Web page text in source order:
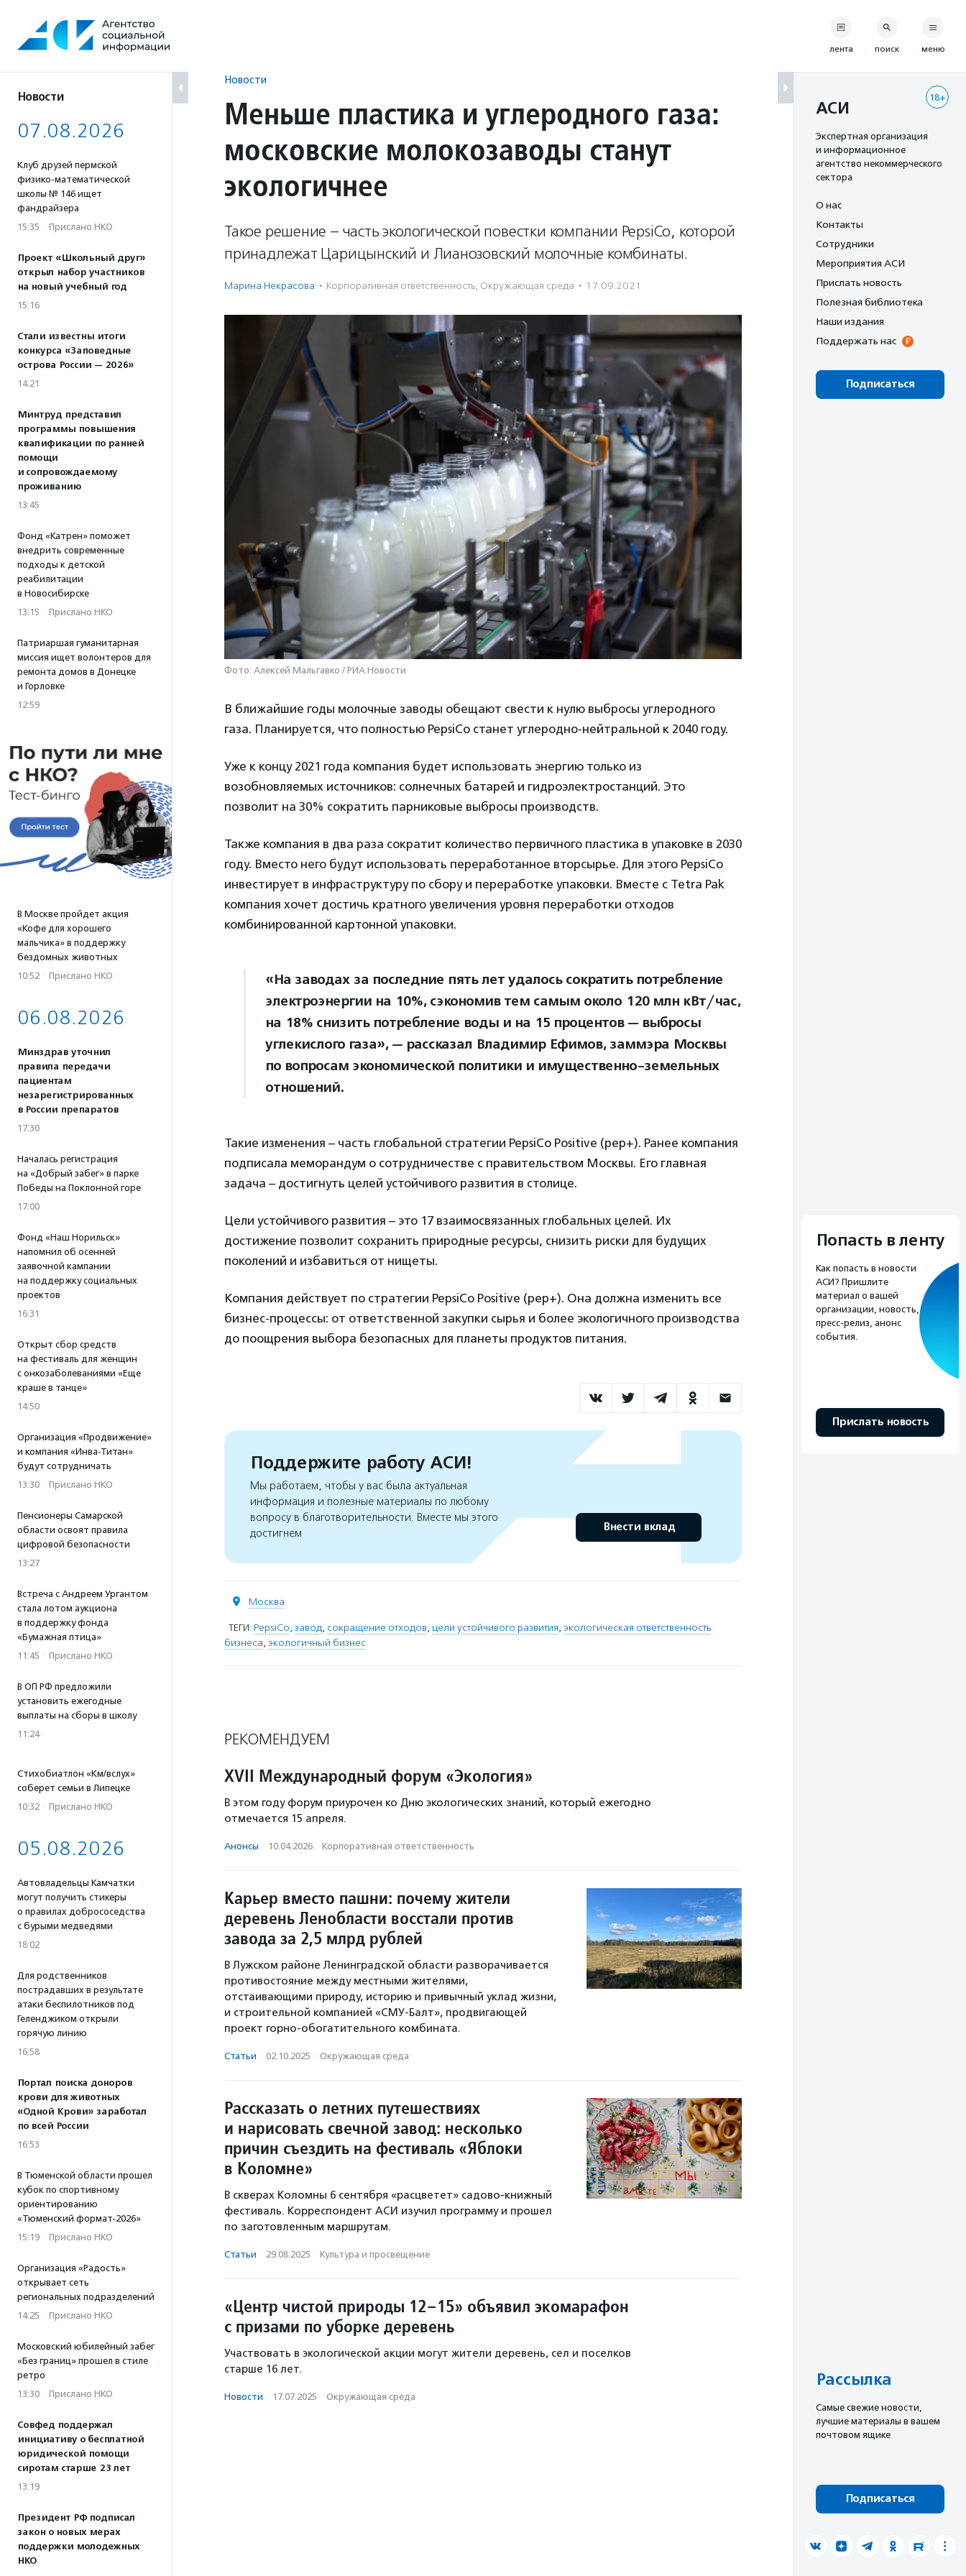
содержанию
Новости
07.08.2026
Клуб друзей пермской
физико-математической
школы № 146 ищет
фандрайзера
15:35 · Прислано НКО
Проект «Школьный друг»
открыл набор участников
на новый учебный год
15:16
Стали известны итоги
конкурса «Заповедные
острова России — 2026»
14:21
Минтруд представил
программы повышения
квалификации по ранней
помощи
и сопровождаемому
проживанию
13:45
Фонд «Катрен» поможет
внедрить современные
подходы к детской
реабилитации
в Новосибирске
13:15 · Прислано НКО
Патриаршая гуманитарная
миссия ищет волонтеров для
ремонта домов в Донецке
и Горловке
12:59
В Москве пройдет акция
«Кофе для хорошего
мальчика» в поддержку
бездомных животных
10:52 · Прислано НКО
06.08.2026
Минздрав уточнил
правила передачи
пациентам
незарегистрированных
в России препаратов
17:30
Началась регистрация
на «Добрый забег» в парке
Победы на Поклонной горе
17:00
Фонд «Наш Норильск»
напомнил об осенней
заявочной кампании
на поддержку социальных
проектов
16:31
Открыт сбор средств
на фестиваль для женщин
с онкозаболеваниями «Еще
краше в танце»
14:50
Организация «Продвижение»
и компания «Инва-Титан»
будут сотрудничать
13:30 · Прислано НКО
Пенсионеры Самарской
области освоят правила
цифровой безопасности
13:27
Встреча с Андреем Ургантом
стала лотом аукциона
в поддержку фонда
«Бумажная птица»
11:45 · Прислано НКО
В ОП РФ предложили
установить ежегодные
выплаты на сборы в школу
11:24
Стихобиатлон «Км/вслух»
соберет семьи в Липецке
10:32 · Прислано НКО
05.08.2026
Автовладельцы Камчатки
могут получить стикеры
о правилах добрососедства
с бурыми медведями
18:02
Для родственников
пострадавших в результате
атаки беспилотников под
Геленджиком открыли
горячую линию
16:58
Портал поиска доноров
крови для животных
«Одной Крови» заработал
по всей России
16:53
В Тюменской области прошел
кубок по спортивному
ориентированию
«Тюменский формат-2026»
15:19 · Прислано НКО
Организация «Радость»
открывает сеть
региональных подразделений
14:25 · Прислано НКО
Московский юбилейный забег
«Без границ» прошел в стиле
ретро
13:30 · Прислано НКО
Совфед поддержал
инициативу о бесплатной
юридической помощи
сиротам старше 23 лет
13:19
Президент РФ подписал
закон о новых мерах
поддержки молодежных
НКО
Новости
Меньше пластика и углеродного газа:
московские молокозаводы станут
экологичнее
Такое решение – часть экологической повестки компании PepsiCo, которой
принадлежат Царицынский и Лианозовский молочные комбинаты.
Марина Некрасова · Корпоративная ответственность, Окружающая среда · 17.09.2021
Фото: Алексей Мальгавко / РИА Новости
В ближайшие годы молочные заводы обещают свести к нулю выбросы углеродного
газа. Планируется, что полностью PepsiCo станет углеродно-нейтральной к 2040 году.
Уже к концу 2021 года компания будет использовать энергию только из
возобновляемых источников: солнечных батарей и гидроэлектростанций. Это
позволит на 30% сократить парниковые выбросы производств.
Также компания в два раза сократит количество первичного пластика в упаковке в 2030
году. Вместо него будут использовать переработанное вторсырье. Для этого PepsiCo
инвестирует в инфраструктуру по сбору и переработке упаковки. Вместе с Tetra Pak
компания хочет достичь кратного увеличения уровня переработки отходов
комбинированной картонной упаковки.
«На заводах за последние пять лет удалось сократить потребление
электроэнергии на 10%, сэкономив тем самым около 120 млн кВт/час,
на 18% снизить потребление воды и на 15 процентов — выбросы
углекислого газа», — рассказал Владимир Ефимов, заммэра Москвы
по вопросам экономической политики и имущественно-земельных
отношений.
Такие изменения – часть глобальной стратегии PepsiCo Positive (pep+). Ранее компания
подписала меморандум о сотрудничестве с правительством Москвы. Его главная
задача – достигнуть целей устойчивого развития в столице.
Цели устойчивого развития – это 17 взаимосвязанных глобальных целей. Их
достижение позволит сохранить природные ресурсы, снизить риски для будущих
поколений и избавиться от нищеты.
Компания действует по стратегии PepsiCo Positive (pep+). Она должна изменить все
бизнес-процессы: от ответственной закупки сырья и более экологичного производства
до поощрения выбора безопасных для планеты продуктов питания.
Поддержите работу АСИ!
Мы работаем, чтобы у вас была актуальная
информация и полезные материалы по любому
вопросу в благотворительности. Вместе мы этого
достигнем
Внести вклад
Москва
ТЕГИ: PepsiСo, завод, сокращение отходов, цели устойчивого развития, экологическая ответственность
бизнеса, экологичный бизнес
РЕКОМЕНДУЕМ
XVII Международный форум «Экология»
В этом году форум приурочен ко Дню экологических знаний, который ежегодно
отмечается 15 апреля.
Анонсы · 10.04.2026 · Корпоративная ответственность
Карьер вместо пашни: почему жители
деревень Ленобласти восстали против
завода за 2,5 млрд рублей
В Лужском районе Ленинградской области разворачивается
противостояние между местными жителями,
отстаивающими природу, историю и привычный уклад жизни,
и строительной компанией «СМУ-Балт», продвигающей
проект горно-обогатительного комбината.
Статьи · 02.10.2025 · Окружающая среда
Рассказать о летних путешествиях
и нарисовать свечной завод: несколько
причин съездить на фестиваль «Яблоки
в Коломне»
В скверах Коломны 6 сентября «расцветет» садово-книжный
фестиваль. Корреспондент АСИ изучил программу и прошел
по заготовленным маршрутам.
Статьи · 29.08.2025 · Культура и просвещение
«Центр чистой природы 12–15» объявил экомарафон
с призами по уборке деревень
Участвовать в экологической акции могут жители деревень, сел и поселков
старше 16 лет.
Новости · 17.07.2025 · Окружающая среда
лента поиск меню
18+
АСИ
Экспертная организация
и информационное
агентство некоммерческого
сектора
О нас
Контакты
Сотрудники
Мероприятия АСИ
Прислать новость
Полезная библиотека
Наши издания
Поддержать нас
Подписаться
Попасть в ленту
Как попасть в новости
АСИ? Пришлите
материал о вашей
организации, новость,
пресс-релиз, анонс
события.
Прислать новость
Рассылка
Cамые свежие новости,
лучшие материалы в вашем
почтовом ящике
Подписаться